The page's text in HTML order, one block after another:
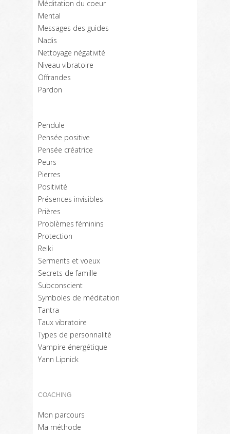
Méditation du coeur
Mental
Messages des guides
Nadis
Nettoyage négativité
Niveau vibratoire
Offrandes
Pardon
Pendule
Pensée positive
Pensée créatrice
Peurs
Pierres
Positivité
Présences invisibles
Prières
Problèmes féminins
Protection
Reiki
Serments et voeux
Secrets de famille
Subconscient
Symboles de méditation
Tantra
Taux vibratoire
Types de personnalité
Vampire énergétique
Yann Lipnick
COACHING
Mon parcours
Ma méthode